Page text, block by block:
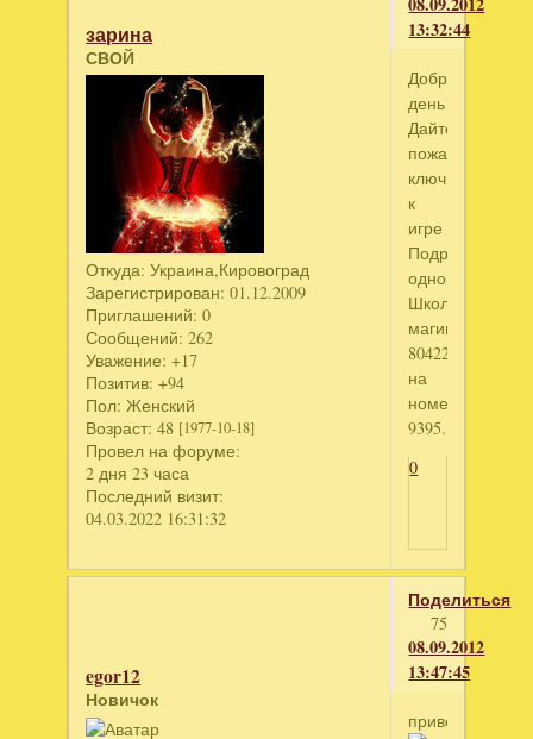
13:32:44
зарина
СВОЙ
Откуда: Украина,Кировоград
Зарегистрирован: 01.12.2009
Приглашений: 0
Сообщений: 262
Уважение: +17
Позитив: +94
Пол: Женский
Возраст: 48 [1977-10-18]
Провел на форуме:
2 дня 23 часа
Последний визит:
04.03.2022 16:31:32
Добрый
день!
Дайте
пожалуйста
ключ
к
игре
Подружки-
Школа
магии
804226481
на
номер
9395.
0
Поделиться
75
08.09.2012
13:47:45
egor12
Новичок
приветик